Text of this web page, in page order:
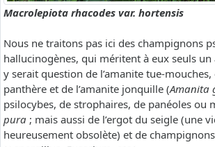
Macrolepiota rhacodes var. hortensis
Nous ne traitons pas ici des champignons
hallucinogènes, qui méritent à eux seuls un
y serait question de l’amanite tue-mouches,
panthère et de l’amanite jonquille (Amanita
psilocybes, de strophaires, de panéoles ou
pura ; mais aussi de l’ergot du seigle (une
heureusement obsolète) et de